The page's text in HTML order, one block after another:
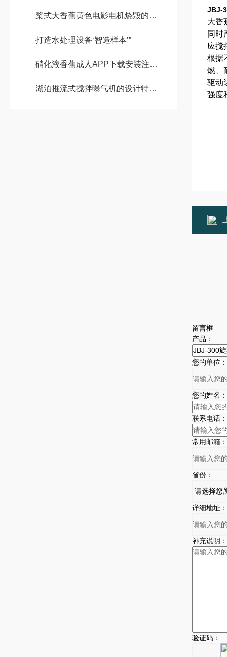
桨式大香蕉黄色电影电机烧毁的原因及缓解方法
打造水处理设备‘智造样本’”
硝化液香蕉成人APP下载安装注意事项
湖泊推流式搅拌曝气机的设计特点与优势体现
JBJ-
大香
同时
应搅
根据
燃、
驱动
强度
留言框
产品：
您的单位：
您的姓名：
联系电话：
常用邮箱：
省份：
详细地址：
补充说明：
验证码：